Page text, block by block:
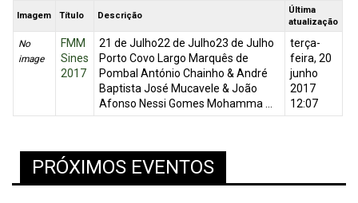
Imagem Título Descrição
Última
atualização
No
image
FMM
Sines
2017
21 de Julho22 de Julho23 de Julho
Porto Covo Largo Marquês de
Pombal António Chainho & André
Baptista José Mucavele & João
Afonso Nessi Gomes Mohamma ...
terça-
feira, 20
junho
2017
12:07
PRÓXIMOS EVENTOS